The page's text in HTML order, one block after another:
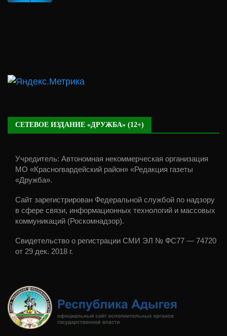
СЕТЕВОЕ ИЗДАНИЕ «ДРУЖБА» (12+)
Учредитель: Автономная некоммерческая организация
МО «Красногвардейский район» «Редакция газеты
«Дружба».
Сайт зарегистрирован Федеральной службой по надзору
в сфере связи, информационных технологий и массовых
коммуникаций (Роскомнадзор).
Свидетельство о регистрации СМИ ЭЛ № ФС77 — 74720
от 29 дек. 2018 г.